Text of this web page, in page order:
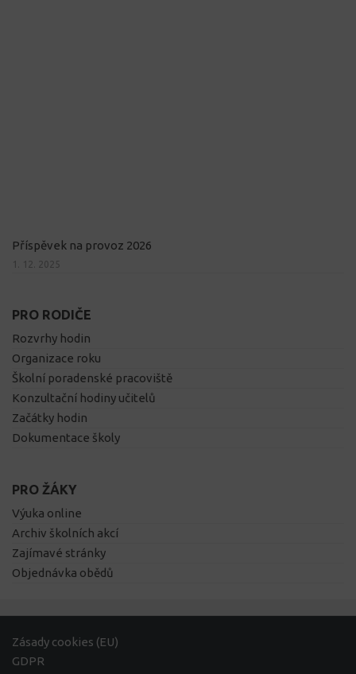
Příspěvek na provoz 2026
1. 12. 2025
PRO RODIČE
Rozvrhy hodin
Organizace roku
Školní poradenské pracoviště
Konzultační hodiny učitelů
Začátky hodin
Dokumentace školy
PRO ŽÁKY
Výuka online
Archiv školních akcí
Zajímavé stránky
Objednávka obědů
Zásady cookies (EU)
GDPR